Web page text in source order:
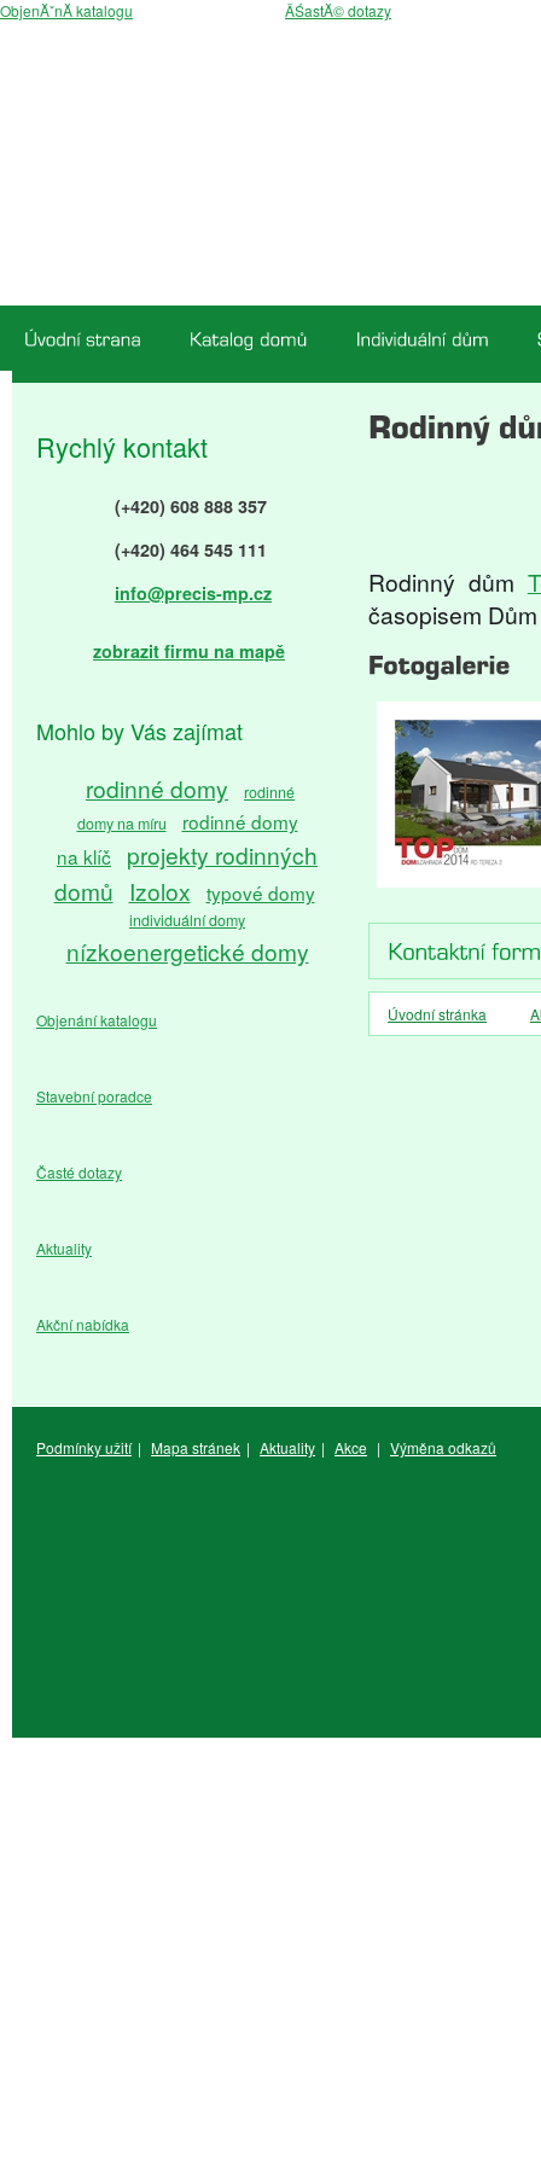
Rodinný dům
časopisem
Úvodní stránka
Rychlý kontakt
(+420) 608 888 357
(+420) 464 545 111
info@precis-mp.cz
zobrazit firmu na mapě
Mohlo by Vás zajímat
rodinné domy
rodinné
domy na míru
rodinné domy
na klíč
projekty rodinných
domů Izolox typové domy
individuální domy
nízkoenergetické domy
Objenání katalogu
Stavební poradce
Časté dotazy
Aktuality
Akční nabídka
Podmínky užití | Mapa stránek | Aktuality | Akce | Výměna odkazů
ObjenĂˇnĂ­ katalogu ÄŚastĂ© dotazy